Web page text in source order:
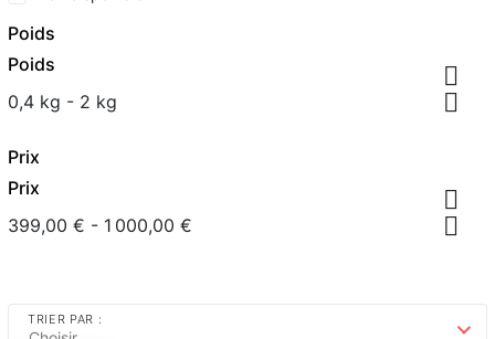
Poids
Poids


0,4 kg - 2 kg
Prix
Prix


399,00 € - 1 000,00 €
TRIER PAR :